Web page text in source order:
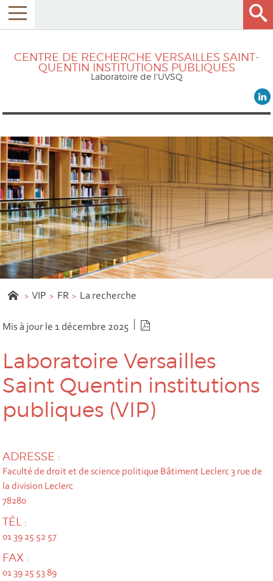
CENTRE DE RECHERCHE VERSAILLES SAINT-
QUENTIN INSTITUTIONS PUBLIQUES
Laboratoire de l'UVSQ
VIP FR La recherche
Mis à jour le 1 décembre 2025
Laboratoire Versailles
Saint Quentin institutions
publiques (VIP)
ADRESSE :
Faculté de droit et de science politique Bâtiment Leclerc 3 rue de
la division Leclerc
78280
TÉL :
01 39 25 52 57
FAX :
01 39 25 53 89